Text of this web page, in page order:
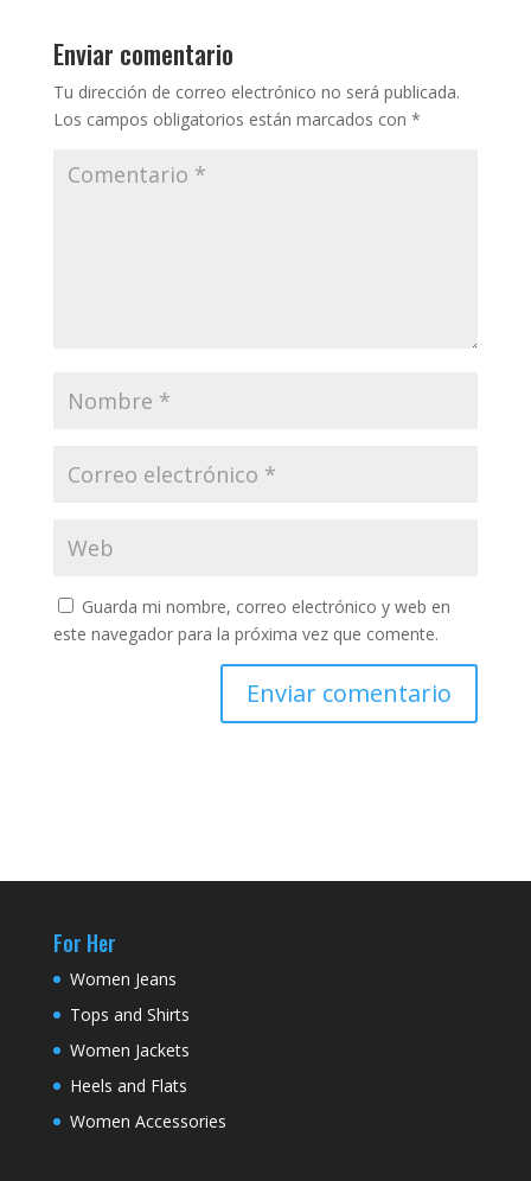
Enviar comentario
Tu dirección de correo electrónico no será publicada.
Los campos obligatorios están marcados con *
Guarda mi nombre, correo electrónico y web en
este navegador para la próxima vez que comente.
For Her
Women Jeans
Tops and Shirts
Women Jackets
Heels and Flats
Women Accessories